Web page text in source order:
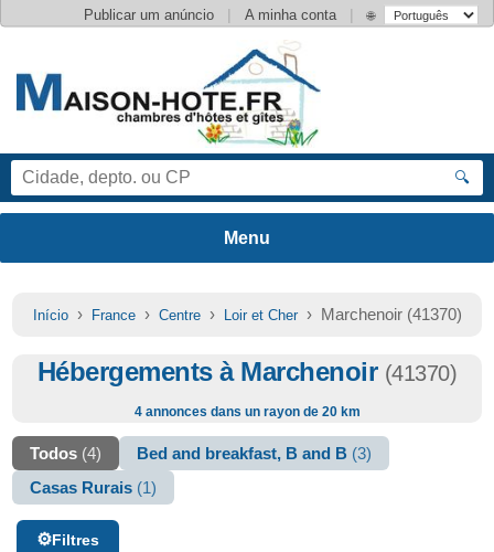
Publicar um anúncio | A minha conta | 🌐
🔍
Início› France› Centre› Loir et Cher› Marchenoir (41370)
Hébergements à Marchenoir (41370)
4 annonces dans un rayon de 20 km
Todos (4) Bed and breakfast, B and B (3)
Casas Rurais (1)
Filtres